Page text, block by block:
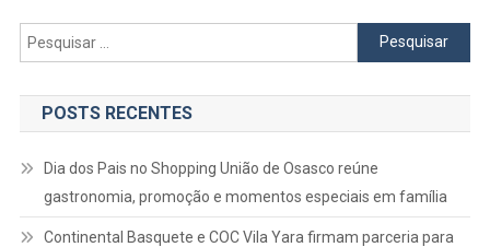
Pesquisar
por:
POSTS RECENTES
Dia dos Pais no Shopping União de Osasco reúne
gastronomia, promoção e momentos especiais em família
Continental Basquete e COC Vila Yara firmam parceria para